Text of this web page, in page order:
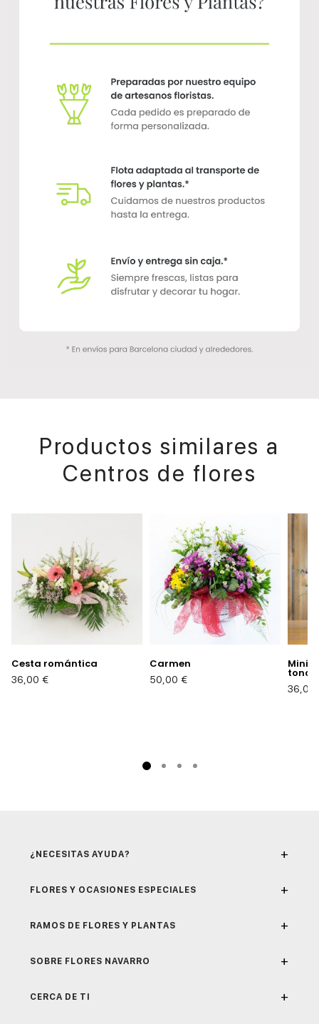
Productos similares a
Centros de flores
Cesta romántica
Precio
36,00 €
Carmen
Precio
50,00 €
Precio
36,00
¿NECESITAS AYUDA? +
FLORES Y OCASIONES ESPECIALES +
RAMOS DE FLORES Y PLANTAS +
SOBRE FLORES NAVARRO +
CERCA DE TI +